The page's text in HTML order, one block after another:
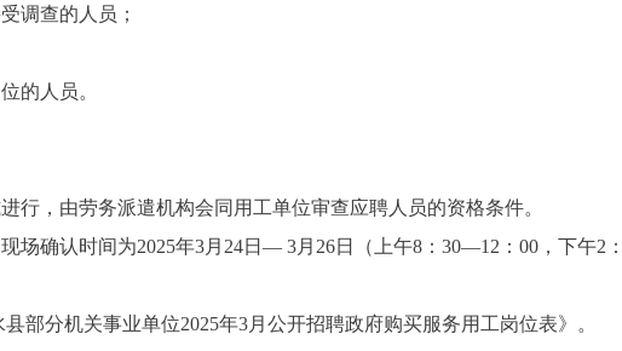
调查的人员 ；
的人员。
行，由劳务派遣机构会同用工单位审查应聘人员的资格条件。
场确认时间为2025年3月 24日 — 3月 26日（上午8 ： 30—12 ： 00 ，下午2 ：
部分机关事业单位2025年3月公开招聘政府购买服务用工岗位表》。